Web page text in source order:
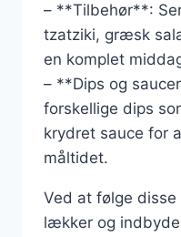
– **Tilbehør**:
tzatziki, græsk
en komplet
– **Dips og
forskellige dips
krydret sauce for
måltidet.
Ved at følge
lækker og